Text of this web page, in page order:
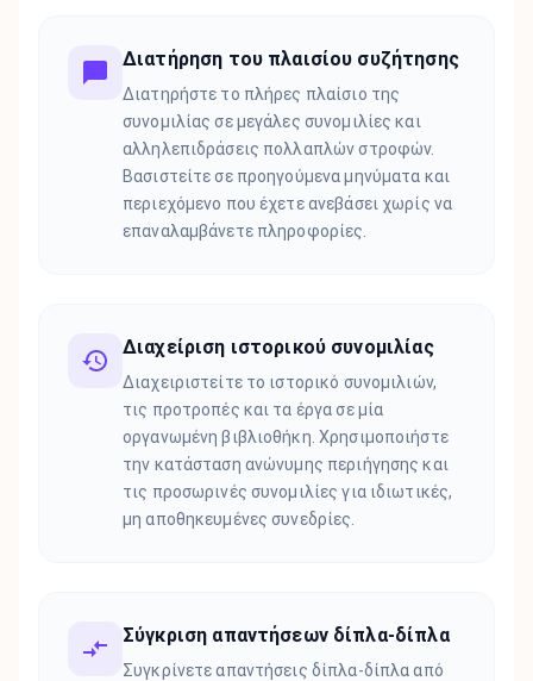
Διατήρηση του πλαισίου συζήτησης
Διατηρήστε το πλήρες πλαίσιο της
συνομιλίας σε μεγάλες συνομιλίες και
αλληλεπιδράσεις πολλαπλών στροφών.
Βασιστείτε σε προηγούμενα μηνύματα και
περιεχόμενο που έχετε ανεβάσει χωρίς να
επαναλαμβάνετε πληροφορίες.
Διαχείριση ιστορικού συνομιλίας
Διαχειριστείτε το ιστορικό συνομιλιών,
τις προτροπές και τα έργα σε μία
οργανωμένη βιβλιοθήκη. Χρησιμοποιήστε
την κατάσταση ανώνυμης περιήγησης και
τις προσωρινές συνομιλίες για ιδιωτικές,
μη αποθηκευμένες συνεδρίες.
Σύγκριση απαντήσεων δίπλα-δίπλα
Συγκρίνετε απαντήσεις δίπλα-δίπλα από